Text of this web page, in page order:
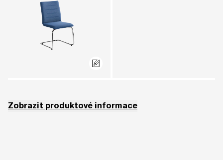
Zobrazit produktové informace